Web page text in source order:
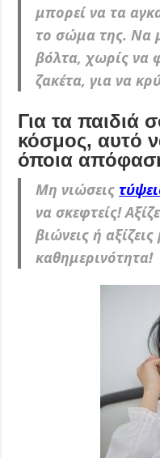
μπορεί να τα
το σώμα της. Να
βόλτα, χωρίς να
ζακέτα, για να
Για τα παιδιά
κόσμος, αυτό
όποια
Μη νιώσεις
να σκεφτείς!
βιώνεις ή
καθημερινότητα!